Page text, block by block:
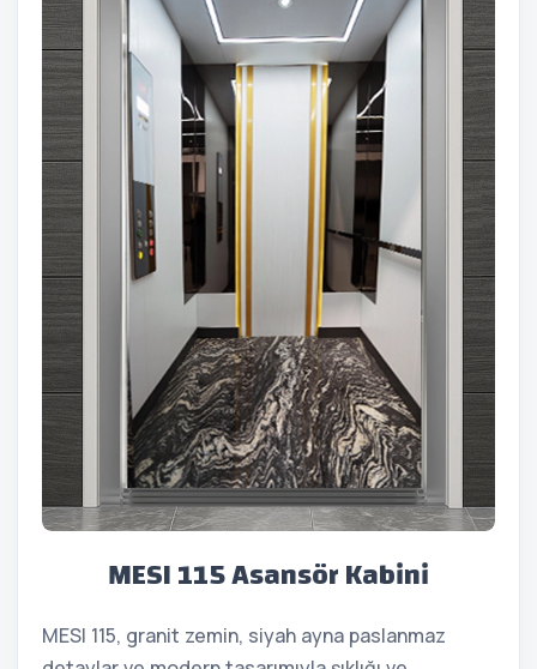
MESI 115 Asansör Kabini
MESI 115, granit zemin, siyah ayna paslanmaz